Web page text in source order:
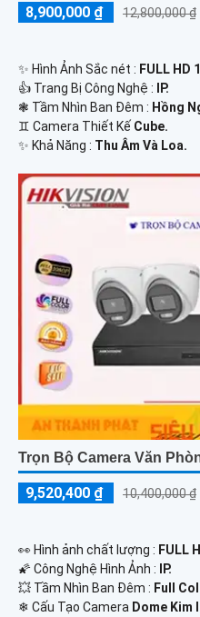
8,900,000 ₫ 12,800,000 ₫
✨ Hình Ảnh Sắc nét : FULL HD
👍 Trang Bị Công Nghệ :
IP.
❃ Tầm Nhìn Ban Đêm : Hồng
♊ Camera Thiết Kế Cube.
️✨ Khả Năng : Thu Âm Và Loa.
Trọn Bộ Camera Văn
9,520,400 ₫ 10,400,000 ₫
️👀 Hình ảnh chất lượng : FULL
🌠 Công Nghệ Hình Ảnh : IP.
💥 Tầm Nhìn Ban Đêm : Full
❄ Cấu Tạo Camera Dome Kim